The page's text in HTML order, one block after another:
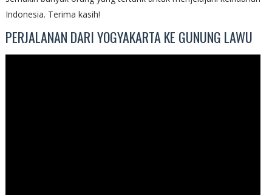
Indonesia. Terima kasih!
PERJALANAN DARI YOGYAKARTA KE GUNUNG LAWU